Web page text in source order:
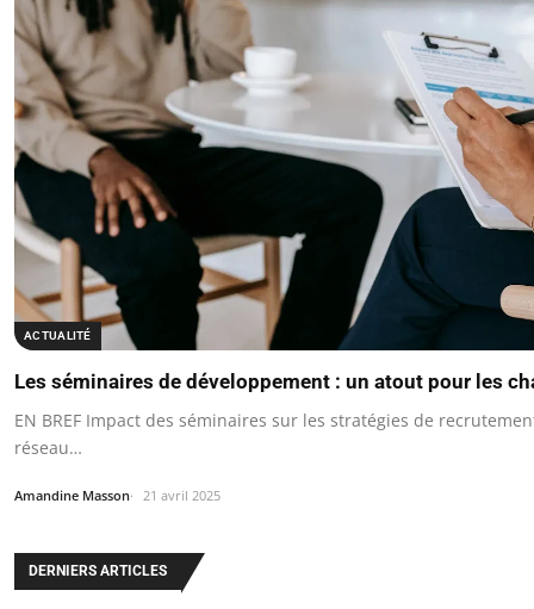
ACTUALITÉ
Les séminaires de développement : un atout pour les
EN BREF Impact des séminaires sur les stratégies de
réseau…
Amandine Masson 21 avril 2025
DERNIERS ARTICLES